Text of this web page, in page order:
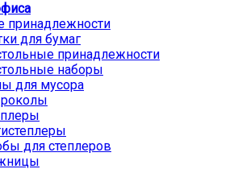
принадлежности
для бумаг
принадлежности
наборы
для мусора
для степлеров